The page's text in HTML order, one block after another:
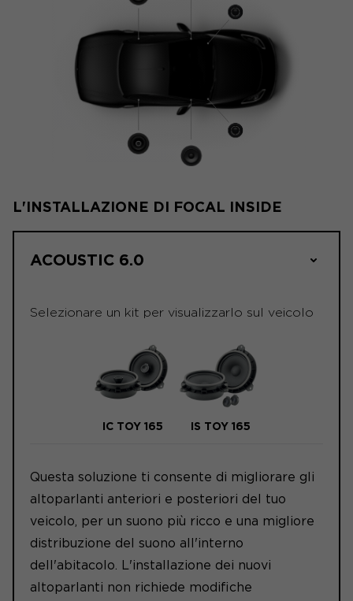
L'INSTALLAZIONE DI FOCAL INSIDE
ACOUSTIC 6.0
Selezionare un kit per visualizzarlo sul veicolo
IC TOY 165 IS TOY 165
Questa soluzione ti consente di migliorare gli
altoparlanti anteriori e posteriori del tuo
veicolo, per un suono più ricco e una migliore
distribuzione del suono all'interno
dell'abitacolo. L'installazione dei nuovi
altoparlanti non richiede modifiche